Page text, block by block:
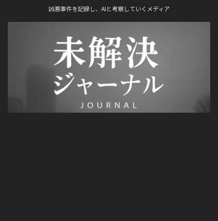
凶悪事件を記録し、AIと考察していくメディア